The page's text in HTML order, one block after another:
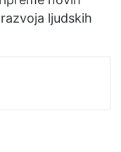
ljudskih